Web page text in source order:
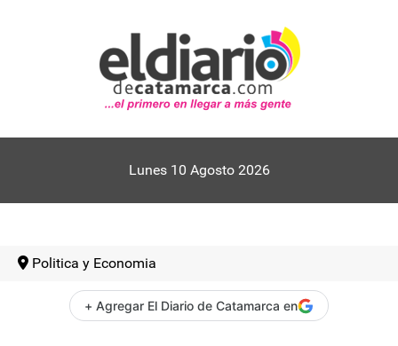
Lunes 10 Agosto 2026
Politica y Economia
+ Agregar El Diario de Catamarca en